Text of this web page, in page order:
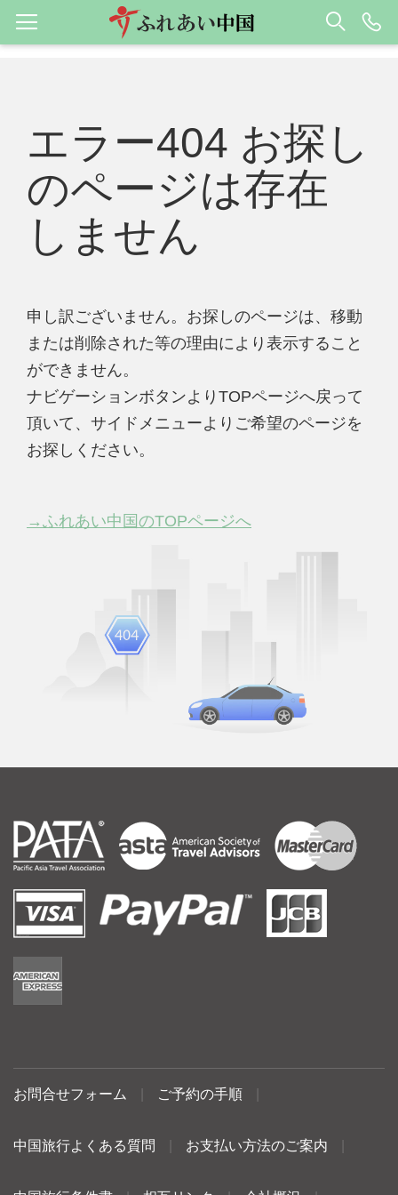
エラー404 お探し
のページは存在
しません
申し訳ございません。お探しのページは、移動
または削除された等の理由により表示すること
ができません。
ナビゲーションボタンよりTOPページへ戻って
頂いて、サイドメニューよりご希望のページを
お探しください。
→ふれあい中国のTOPページへ
お問合せフォーム ご予約の手順
中国旅行よくある質問 お支払い方法のご案内